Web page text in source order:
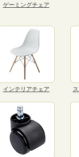
ゲーミングチェア
インテリアチェア